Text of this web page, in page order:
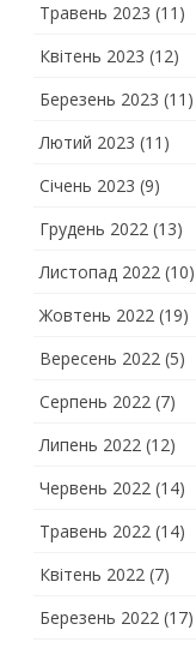
Травень 2023 (11)
Квітень 2023 (12)
Березень 2023 (11)
Лютий 2023 (11)
Січень 2023 (9)
Грудень 2022 (13)
Листопад 2022 (10)
Жовтень 2022 (19)
Вересень 2022 (5)
Серпень 2022 (7)
Липень 2022 (12)
Червень 2022 (14)
Травень 2022 (14)
Квітень 2022 (7)
Березень 2022 (17)